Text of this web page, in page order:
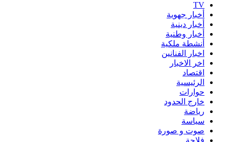
TV
أخبار جهوية
أخبار دينية
أخبار وطنية
أنشطة ملكية
اخبار الفنانين
اخر الاخبار
اقتصاد
الرئيسية
حوارات
خارج الحدود
رياضة
سياسة
صوت و صورة